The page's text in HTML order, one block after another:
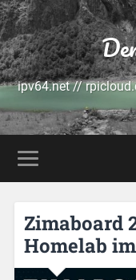
ipv64.net //
Zimaboard
Homelab